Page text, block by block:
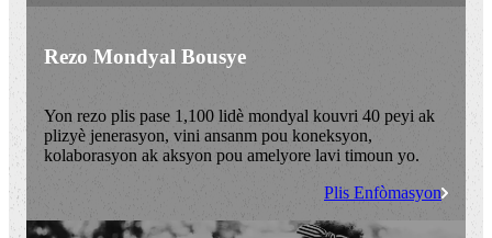
Rezo Mondyal Bousye
Yon rezo plis pase 1,100 lidè mondyal kouvri 40 peyi ak
plizyè jenerasyon, vini ansanm pou koneksyon,
kolaborasyon ak aksyon pou amelyore lavi timoun yo.
Plis Enfòmasyon